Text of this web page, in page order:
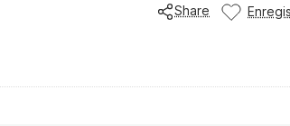
Share